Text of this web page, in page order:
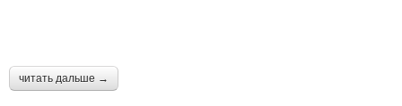
читать дальше →